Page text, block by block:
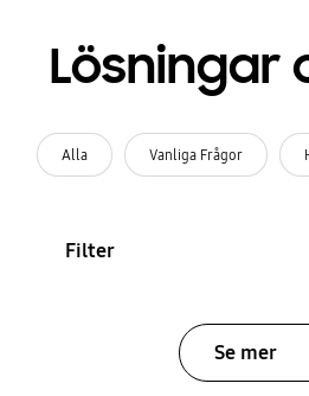
Lösningar
Alla Vanliga Frågor
Filter
Se mer